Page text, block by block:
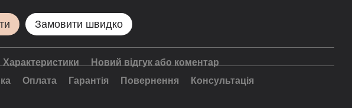
Замовити швидко
Характеристики
Новий відгук або коментар
Оплата Гарантія Повернення Консультація